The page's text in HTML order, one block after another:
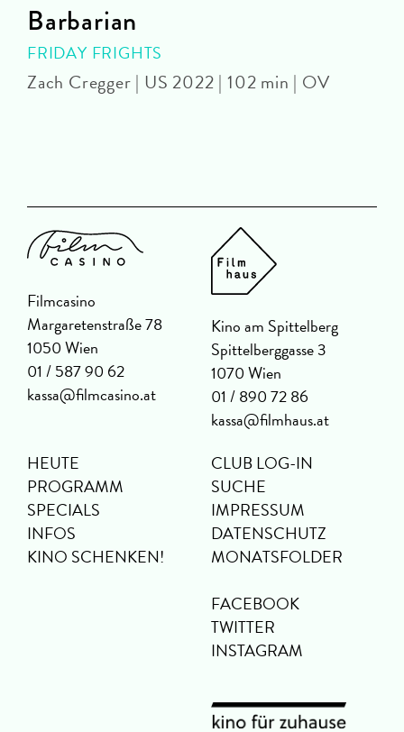
Barbarian
FRIDAY FRIGHTS
Zach Cregger | US 2022 | 102 min | OV
Filmcasino
Margaretenstraße 78
1050 Wien
01 / 587 90 62
kassa@filmcasino.at
Kino am Spittelberg
Spittelberggasse 3
1070 Wien
01 / 890 72 86
kassa@filmhaus.at
HEUTE
PROGRAMM
SPECIALS
INFOS
KINO SCHENKEN!
CLUB LOG-IN
SUCHE
IMPRESSUM
DATENSCHUTZ
MONATSFOLDER
FACEBOOK
TWITTER
INSTAGRAM